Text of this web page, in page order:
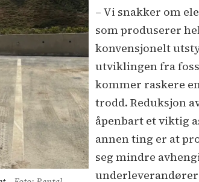
– Vi snakker om
som produserer
konvensjonelt
utviklingen fra
kommer raskere
trodd. Reduksjon
åpenbart et viktig
annen ting er at
seg mindre